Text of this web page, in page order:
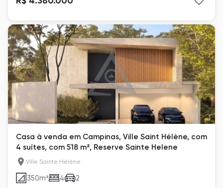
Casa à venda em Campinas, Ville Saint Hélène, com
4 suítes, com 518 m², Reserve Sainte Helene
Ville Sainte Hélène
350m² 4 2